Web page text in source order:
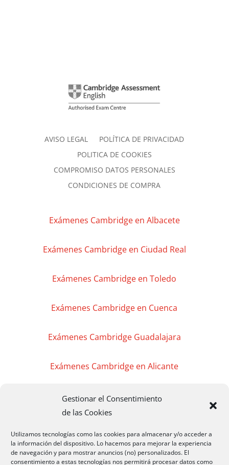
Gestionar el Consentimiento
de las Cookies
Utilizamos tecnologías como las cookies para almacenar y/o acceder a
la información del dispositivo. Lo hacemos para mejorar la experiencia
de navegación y para mostrar anuncios (no) personalizados. El
consentimiento a estas tecnologías nos permitirá procesar datos como
AVISO LEGAL
POLÍTICA DE PRIVACIDAD
POLITICA DE COOKIES
COMPROMISO DATOS PERSONALES
CONDICIONES DE COMPRA
Exámenes Cambridge en Albacete
Exámenes Cambridge en Ciudad Real
Exámenes Cambridge en Toledo
Exámenes Cambridge en Cuenca
Exámenes Cambridge Guadalajara
Exámenes Cambridge en Alicante
Exámenes Cambridge en Valencia
Exámenes Cambridge en Madrid